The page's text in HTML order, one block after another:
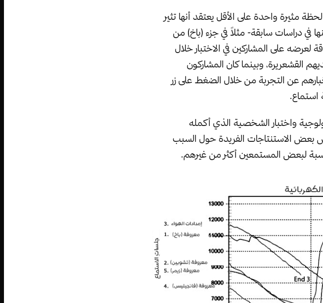
مثيرة واحدة على الأقل يعتقد أنها تثير
في دراسات سابقة- مثلاً في جزء (باخ) من
لعرضه على المشاركين في الاختبار خلال
القشعريرة، وبينما كان المشاركون
عن التجربة من خلال الضغط على زر
واختبار الشخصية الذي أكمله
بعض الاستنتاجات الفريدة حول السبب
لبعض المستمعين أكثر من غيرهم.